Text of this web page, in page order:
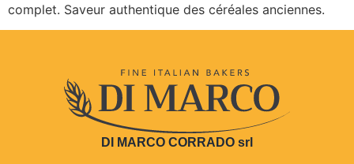
complet. Saveur authentique des céréales anciennes.
DI MARCO CORRADO srl